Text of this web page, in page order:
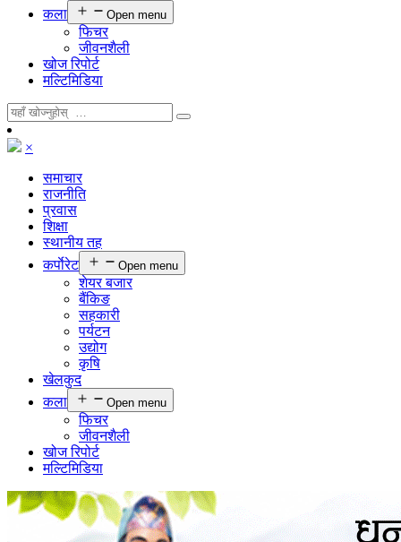
कला
Open menu
फिचर
जीवनशैली
खोज रिपोर्ट
मल्टिमिडिया
×
समाचार
राजनीति
प्रवास
शिक्षा
स्थानीय तह
कर्पाेरेट
Open menu
शेयर बजार
बैंकिङ
सहकारी
पर्यटन
उद्योग
कृषि
खेलकुद
कला
Open menu
फिचर
जीवनशैली
खोज रिपोर्ट
मल्टिमिडिया